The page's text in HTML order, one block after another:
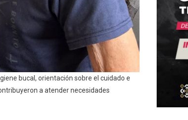
bucal, orientación sobre el cuidado e
a atender necesidades